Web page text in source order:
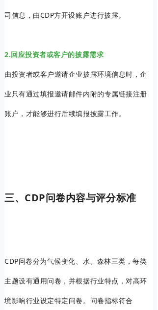
司信息，由CDP方开设账户进行披露。
2.回应投资者或客户的披露需求
由投资者或客户邀请企业披露环境信息时，企
业只有通过填报邀请邮件内附的专属链接注册
账户，才能够进行后续填报披露工作。
三、CDP问卷内容与评分标准
CDP问卷分为气候变化、水、森林三类，每类
主题设有通用问卷，并根据行业特点，对高环
境影响行业设定特定问卷。问卷指标符合